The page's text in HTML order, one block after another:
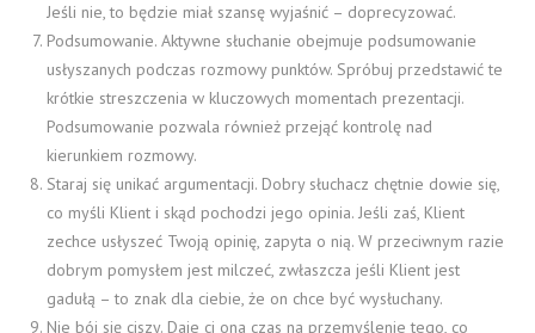
Jeśli nie, to będzie miał szansę wyjaśnić – doprecyzować.
Podsumowanie. Aktywne słuchanie obejmuje podsumowanie
usłyszanych podczas rozmowy punktów. Spróbuj przedstawić te
krótkie streszczenia w kluczowych momentach prezentacji.
Podsumowanie pozwala również przejąć kontrolę nad
kierunkiem rozmowy.
Staraj się unikać argumentacji. Dobry słuchacz chętnie dowie się,
co myśli Klient i skąd pochodzi jego opinia. Jeśli zaś, Klient
zechce usłyszeć Twoją opinię, zapyta o nią. W przeciwnym razie
dobrym pomysłem jest milczeć, zwłaszcza jeśli Klient jest
gadułą – to znak dla ciebie, że on chce być wysłuchany.
Nie bój się ciszy. Daje ci ona czas na przemyślenie tego, co